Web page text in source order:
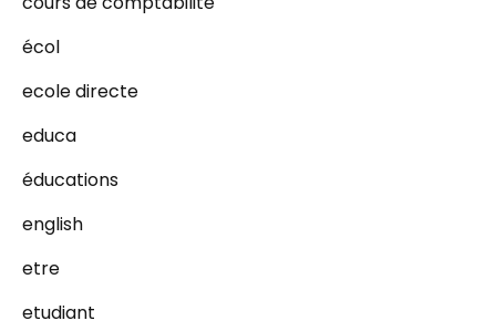
écol
ecole directe
educa
éducations
english
etre
etudiant